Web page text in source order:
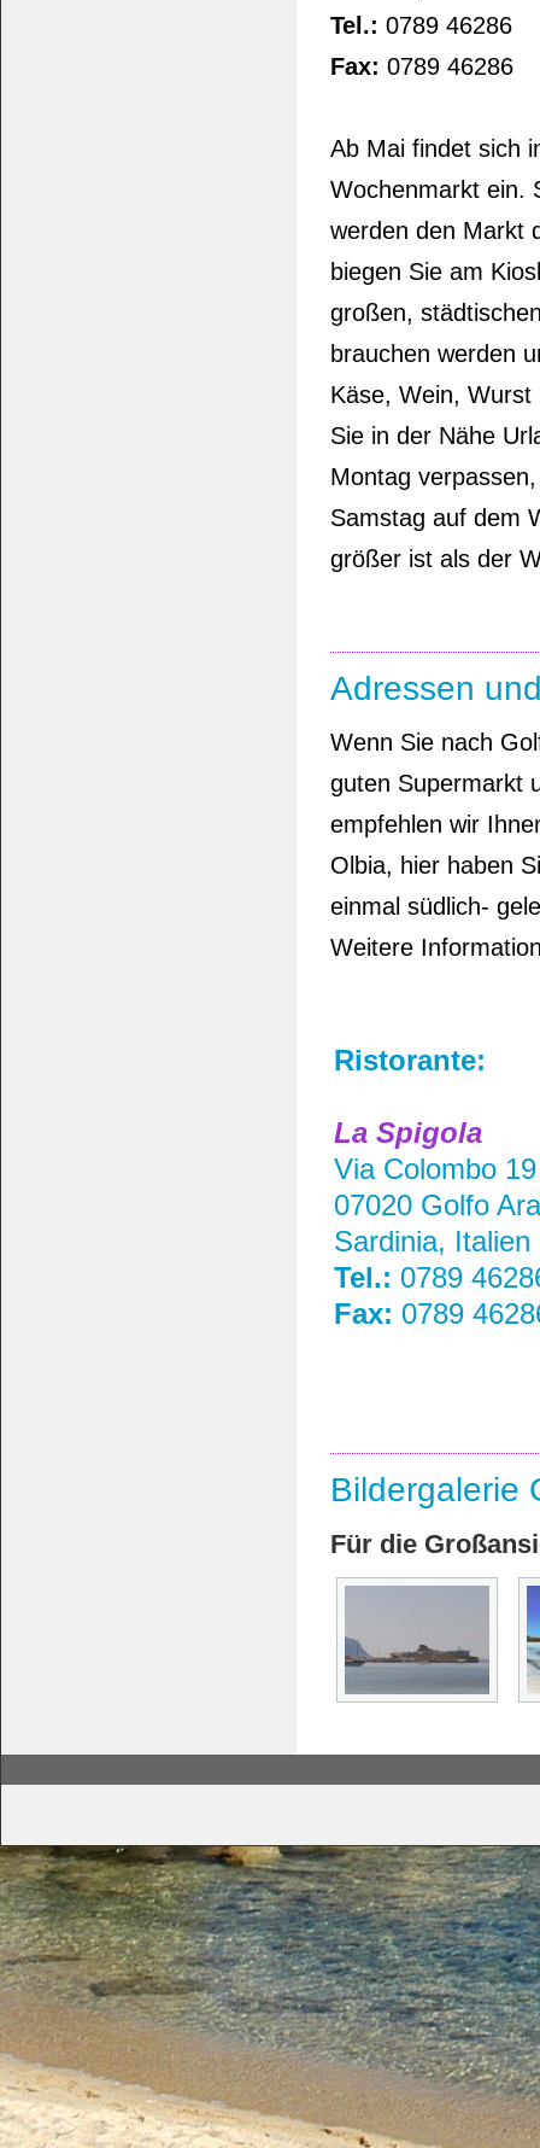
Tel.: 0789 46286
Fax: 0789 46286
Ab Mai findet sich
Wochenmarkt ein.
werden den Markt
biegen Sie am
großen,
brauchen werden
Käse, Wein,
Sie in der Nähe
Montag
Samstag auf dem
größer ist als der
Adressen
Wenn Sie nach
guten Supermarkt
empfehlen wir
Olbia, hier haben
einmal südlich-
Weitere
Ristorante:
La Spigola
Via Colombo 19
07020 Golfo
Sardinia, Italien
Tel.: 0789
Fax: 0789
Bildergalerie
Für die